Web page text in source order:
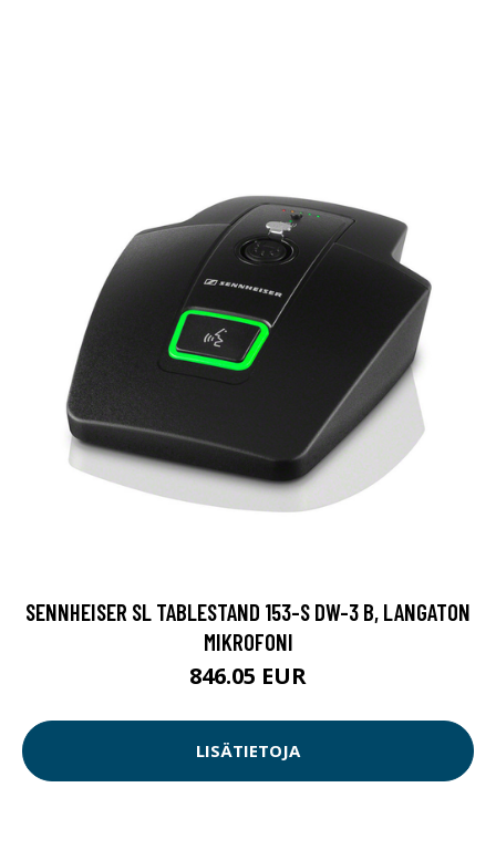
SENNHEISER SL TABLESTAND 153-S DW-3 B, LANGATON
MIKROFONI
846.05 EUR
LISÄTIETOJA